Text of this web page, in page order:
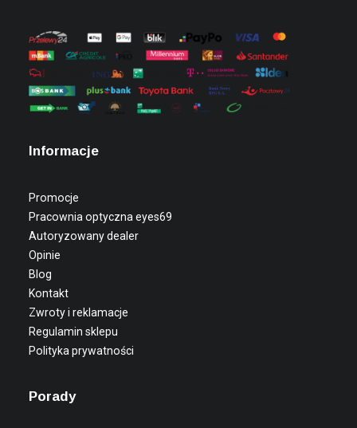
Informacje
Promocje
Pracownia optyczna eyes69
Autoryzowany dealer
Opinie
Blog
Kontakt
Zwroty i reklamacje
Regulamin sklepu
Polityka prywatności
Porady